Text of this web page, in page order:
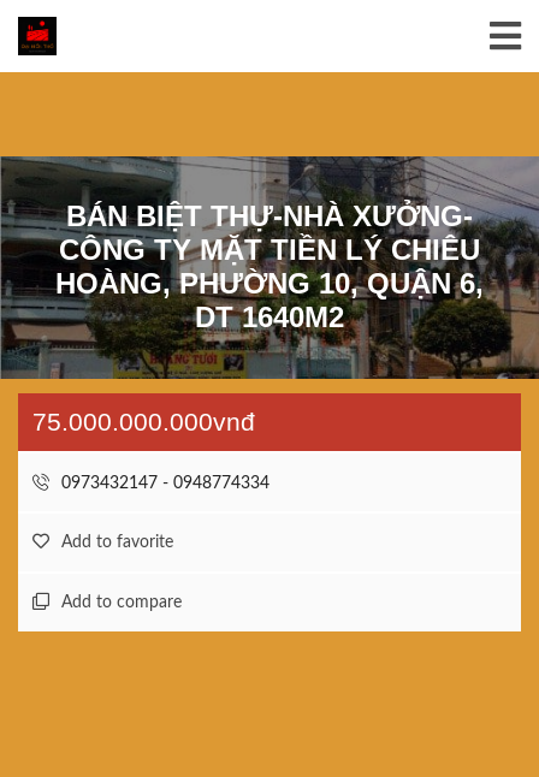
BÁN BIỆT THỰ-NHÀ XƯỞNG-
CÔNG TY MẶT TIỀN LÝ CHIÊU
HOÀNG, PHƯỜNG 10, QUẬN 6,
DT 1640M2
75.000.000.000vnđ
0973432147 - 0948774334
Add to favorite
Add to compare